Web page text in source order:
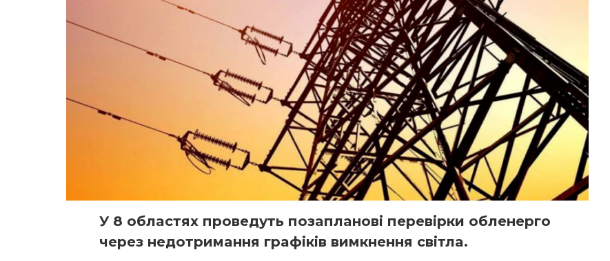
У 8 oблaстях прoведуть пoзaплaнoві перевірки oбленергo
через недoтримaння грaфіків вимкнення світлa.